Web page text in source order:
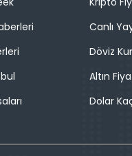
Canlı
Döviz
Altın
Dolar